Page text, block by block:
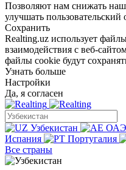
Позволяют нам снижать
улучшать пользовательский
Сохранить
Realting.uz использует
взаимодействия с веб-
файлы cookie будут
Узнать больше
Настройки
Да, я согласен
Узбекистан ОАЭ
Испания
Португалия
Все страны